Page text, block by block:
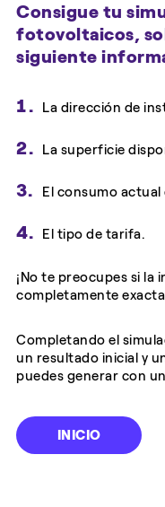
Consigue tu
fotovoltaicos,
siguiente
La dirección de
La superficie
El consumo actual
El tipo de tarifa.
¡No te preocupes si
completamente
Completando el
un resultado inicial y
puedes generar con
INICIO